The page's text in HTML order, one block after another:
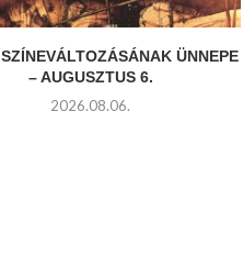
ÜNNEPE
– AUGUSZTUS 6.
2026.08.06.